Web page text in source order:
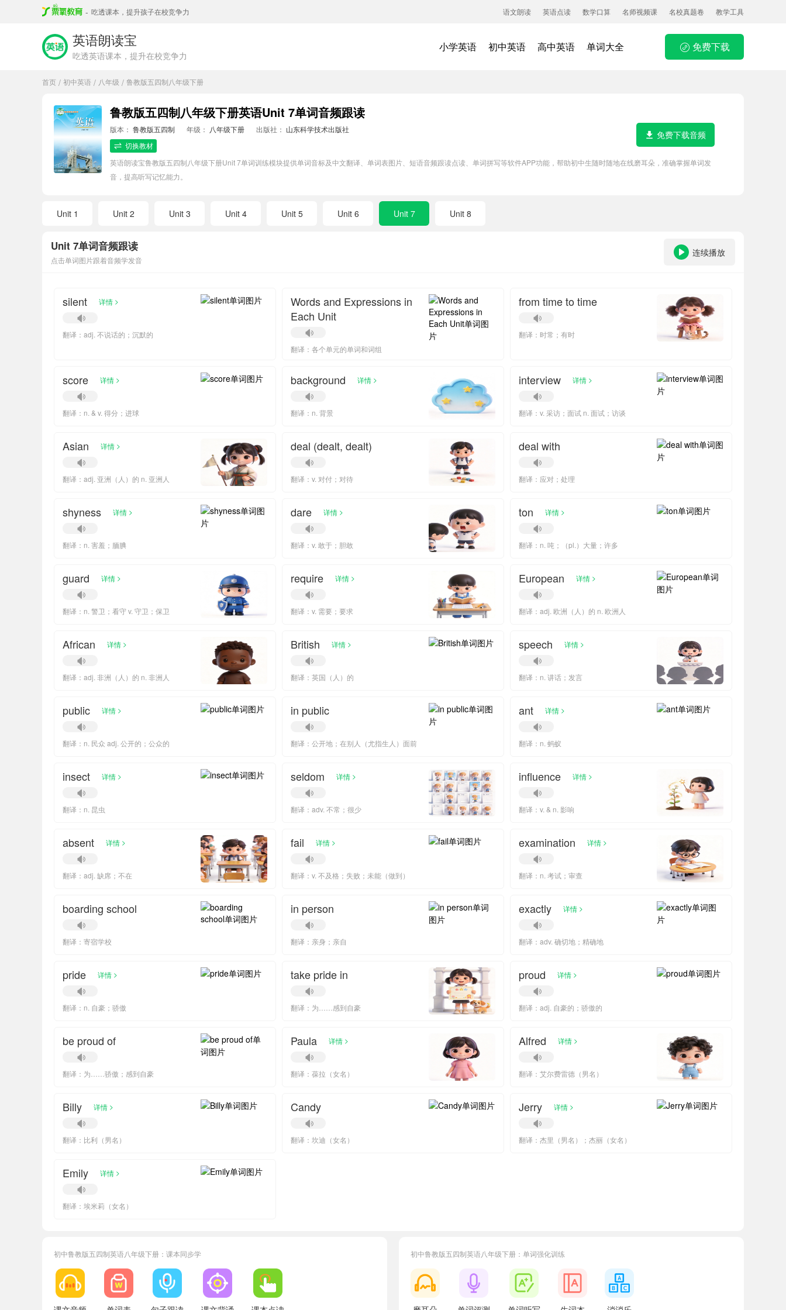
- 吃透课本，提升孩子在校竞争力 语文朗读 英语点读 数学口算 名师视频课 名校真题卷 教学工具
英语朗读宝
吃透英语课本，提升在校竞争力
小学英语 初中英语 高中英语 单词大全 免费下载
首页 / 初中英语 / 八年级 / 鲁教版五四制八年级下册
鲁教版五四制八年级下册英语Unit 7单词音频跟读
版本： 鲁教版五四制 年级： 八年级下册 出版社： 山东科学技术出版社
切换教材
英语朗读宝鲁教版五四制八年级下册Unit 7单词训练模块提供单词音标及中文翻译、单词表图片、短语音频跟读点读、单词拼写等软件APP功能，帮助初中生随时随地在线磨耳朵，准确掌握单词发
音，提高听写记忆能力。
免费下载音频
Unit 1 Unit 2 Unit 3 Unit 4 Unit 5 Unit 6 Unit 7 Unit 8
Unit 7单词音频跟读
点击单词图片跟着音频学发音
连续播放
silent 详情 >
翻译：adj. 不说话的；沉默的
Words and Expressions in
Each Unit
翻译：各个单元的单词和词组
from time to time
翻译：时常；有时
score 详情 >
翻译：n. & v. 得分；进球
background 详情 >
翻译：n. 背景
interview 详情 >
翻译：v. 采访；面试 n. 面试；访谈
Asian 详情 >
翻译：adj. 亚洲（人）的 n. 亚洲人
deal (dealt, dealt)
翻译：v. 对付；对待
deal with
翻译：应对；处理
shyness 详情 >
翻译：n. 害羞；腼腆
dare 详情 >
翻译：v. 敢于；胆敢
ton 详情 >
翻译：n. 吨；（pl.）大量；许多
guard 详情 >
翻译：n. 警卫；看守 v. 守卫；保卫
require 详情 >
翻译：v. 需要；要求
European 详情 >
翻译：adj. 欧洲（人）的 n. 欧洲人
African 详情 >
翻译：adj. 非洲（人）的 n. 非洲人
British 详情 >
翻译：英国（人）的
speech 详情 >
翻译：n. 讲话；发言
public 详情 >
翻译：n. 民众 adj. 公开的；公众的
in public
翻译：公开地；在别人（尤指生人）面前
ant 详情 >
翻译：n. 蚂蚁
insect 详情 >
翻译：n. 昆虫
seldom 详情 >
翻译：adv. 不常；很少
influence 详情 >
翻译：v. & n. 影响
absent 详情 >
翻译：adj. 缺席；不在
fail 详情 >
翻译：v. 不及格；失败；未能（做到）
examination 详情 >
翻译：n. 考试；审查
boarding school
翻译：寄宿学校
in person
翻译：亲身；亲自
exactly 详情 >
翻译：adv. 确切地；精确地
pride 详情 >
翻译：n. 自豪；骄傲
take pride in
翻译：为……感到自豪
proud 详情 >
翻译：adj. 自豪的；骄傲的
be proud of
翻译：为……骄傲；感到自豪
Paula 详情 >
翻译：葆拉（女名）
Alfred 详情 >
翻译：艾尔费雷德（男名）
Billy 详情 >
翻译：比利（男名）
Candy
翻译：坎迪（女名）
Jerry 详情 >
翻译：杰里（男名）；杰丽（女名）
Emily 详情 >
翻译：埃米莉（女名）
初中鲁教版五四制英语八年级下册：课本同步学 初中鲁教版五四制英语八年级下册：单词强化训练
小宝208182
正在学习 鲁教版五四制六年级上册Unit 7单词 鲁教版五四制七年级上册Unit 8单词 小宝555032 正在学习
鲁教版五四制六年级下册Unit 3单词
小宝720170
正在学习 鲁教版五四制七年级上册Unit 4单词 小宝220154 鲁教版五四制六年级下册Unit 5单词 小宝605876 正在学习
鲁教版五四制八年级上册Unit 5单词